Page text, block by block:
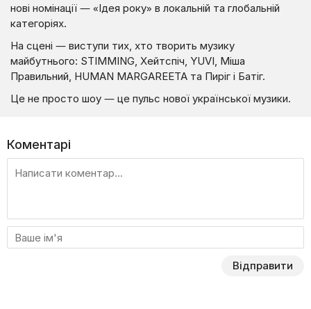
нові номінації — «Ідея року» в локальній та глобальній
категоріях.
На сцені — виступи тих, хто творить музику
майбутнього: STIMMING, Хейтспіч, YUVI, Міша
Правильний, HUMAN MARGAREETA та Пиріг і Батіг.
Це не просто шоу — це пульс нової української музики.
Коментарі
Відправити